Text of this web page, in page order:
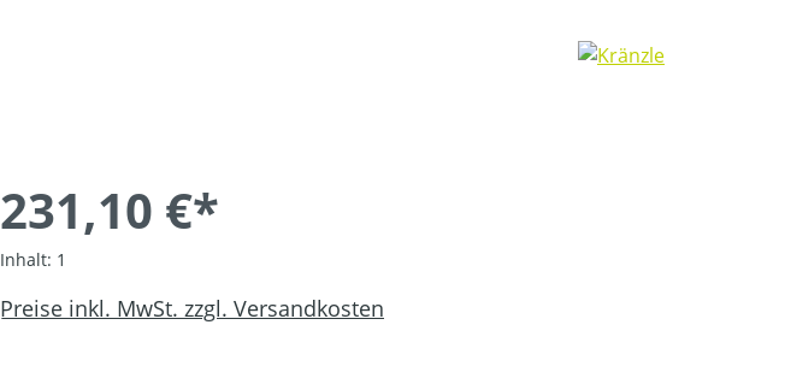
231,10 €*
Inhalt: 1
Preise inkl. MwSt. zzgl. Versandkosten